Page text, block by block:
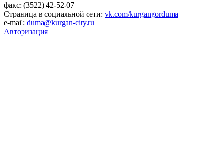
факс: (3522) 42-52-07
Страница в социальной сети: vk.com/kurgangorduma
e-mail: duma@kurgan-city.ru
Авторизация